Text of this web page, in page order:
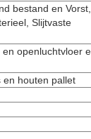
bestand en Vorst,
Slijtvaste
openluchtvloer
en houten pallet